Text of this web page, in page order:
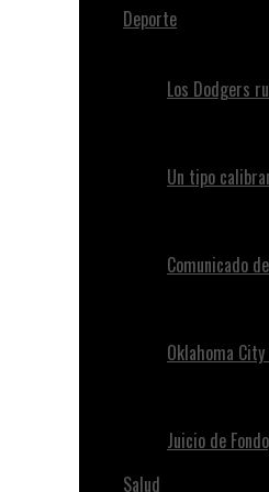
Deporte
Los Dodgers
Un tipo
Comunicado
Oklahoma
Juicio de
Salud